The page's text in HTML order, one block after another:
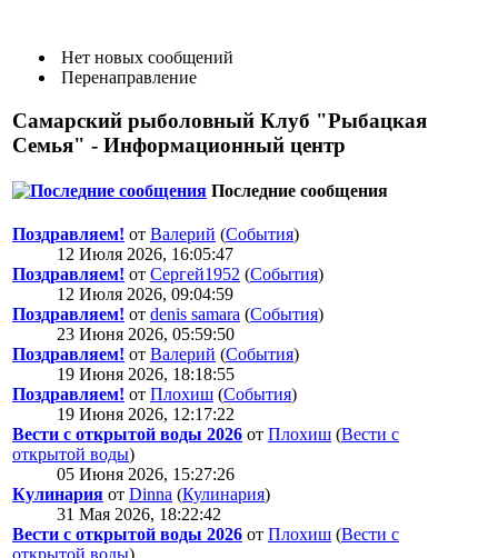
Нет новых сообщений
Перенаправление
Самарский рыболовный Клуб "Рыбацкая
Семья" - Информационный центр
Последние сообщения
Поздравляем! от Валерий (События)
12 Июля 2026, 16:05:47
Поздравляем! от Сергей1952 (События)
12 Июля 2026, 09:04:59
Поздравляем! от denis samara (События)
23 Июня 2026, 05:59:50
Поздравляем! от Валерий (События)
19 Июня 2026, 18:18:55
Поздравляем! от Плохиш (События)
19 Июня 2026, 12:17:22
Вести с открытой воды 2026 от Плохиш (Вести с
открытой воды)
05 Июня 2026, 15:27:26
Кулинария от Dinna (Кулинария)
31 Мая 2026, 18:22:42
Вести с открытой воды 2026 от Плохиш (Вести с